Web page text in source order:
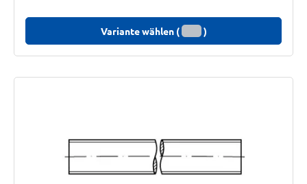
Variante wählen ( )